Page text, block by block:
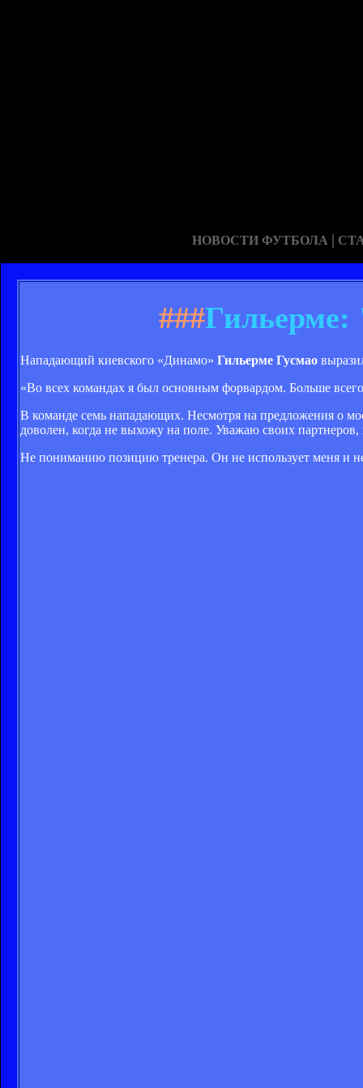
НОВОСТИ ФУТБОЛА |
###Гильерме:
Нападающий киевского «Динамо» Гильерме Гусмао
«Во всех командах я был основным форвардом. Больше
В команде семь нападающих. Несмотря на предложения о
доволен, когда не выхожу на поле. Уважаю своих
Не пониманию позицию тренера. Он не использует меня и